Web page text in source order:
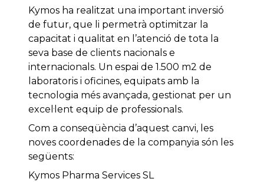
Kymos ha realitzat una important inversió
de futur, que li permetrà optimitzar la
capacitat i qualitat en l’atenció de tota la
seva base de clients nacionals e
internacionals. Un espai de 1.500 m2 de
laboratoris i oficines, equipats amb la
tecnologia més avançada, gestionat per un
excel·lent equip de professionals.
Com a conseqüència d’aquest canvi, les
noves coordenades de la companyia són les
següents:
Kymos Pharma Services SL